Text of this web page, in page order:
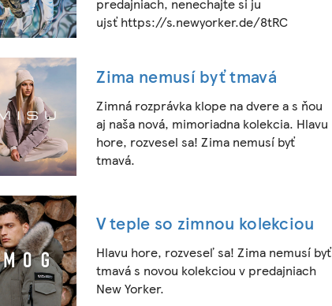
ujsť https://s.newyorker.de/8tRC
Zima nemusí byť tmavá
Zimná rozprávka klope na dvere a s ňou
aj naša nová, mimoriadna kolekcia. Hlavu
hore, rozvesel sa! Zima nemusí byť
tmavá.
V teple so zimnou kolekciou
Hlavu hore, rozveseľ sa! Zima nemusí byť
tmavá s novou kolekciou v predajniach
New Yorker.